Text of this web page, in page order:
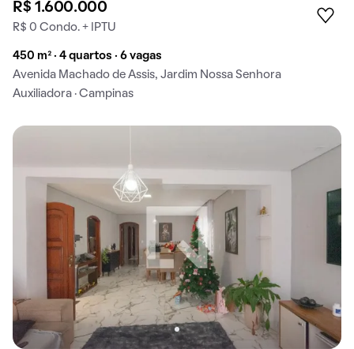
R$ 1.600.000
R$ 0 Condo. + IPTU
450 m² · 4 quartos · 6 vagas
Avenida Machado de Assis, Jardim Nossa Senhora
Auxiliadora · Campinas